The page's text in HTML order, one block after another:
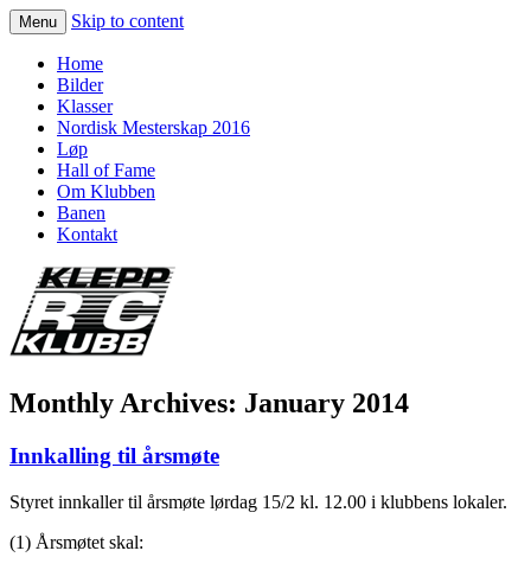
KLEPP RC KLUBB
Menu Skip to content
Home
Bilder
Klasser
Nordisk Mesterskap 2016
Løp
Hall of Fame
Om Klubben
Banen
Kontakt
Monthly Archives: January 2014
Innkalling til årsmøte
Styret innkaller til årsmøte lørdag 15/2 kl. 12.00 i klubbens lokaler.
(1) Årsmøtet skal: